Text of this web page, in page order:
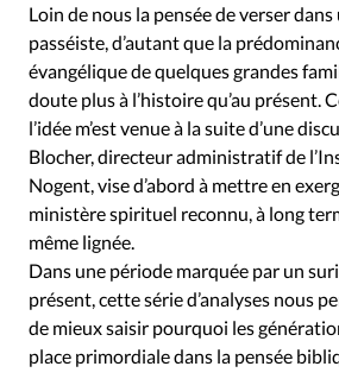
Loin de nous la pensée de verser
passéiste, d’autant que la
évangélique de quelques grandes
doute plus à l’histoire qu’au présent.
l’idée m’est venue à la suite d’une
Blocher, directeur administratif de
Nogent, vise d’abord à mettre en
ministère spirituel reconnu, à long
même lignée.
Dans une période marquée par un
présent, cette série d’analyses nous
de mieux saisir pourquoi les
place primordiale dans la pensée